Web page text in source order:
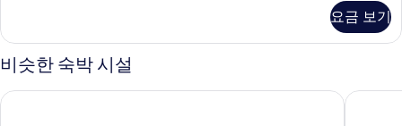
보
기
히
보
기
요금 보기
비슷한 숙박 시설
말리부 호텔 오이스